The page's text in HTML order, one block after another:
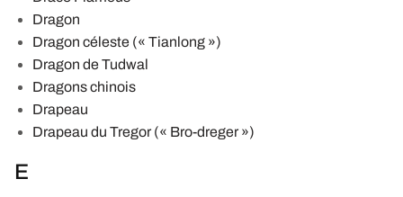
Dragon
Dragon céleste (« Tianlong »)
Dragon de Tudwal
Dragons chinois
Drapeau
Drapeau du Tregor (« Bro-dreger »)
E